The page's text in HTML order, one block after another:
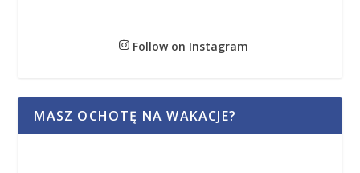
Follow on Instagram
MASZ OCHOTĘ NA WAKACJE?